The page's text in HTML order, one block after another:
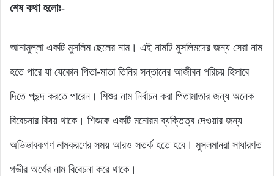
শেষ কথা হলোঃ-
আনামুল্লা একটি মুসলিম ছেলের নাম। এই নামটি মুসলিমদের জন্য সেরা নাম
হতে পারে যা যেকোন পিতা-মাতা তিনির সন্তানের আজীবন পরিচয় হিসাবে
দিতে পছন্দ করতে পারেন। শিশুর নাম নির্বাচন করা পিতামাতার জন্য অনেক
বিবেচনার বিষয় থাকে। শিশুকে একটি মনোরম ব্যক্তিত্ব দেওয়ার জন্য
অভিভাবকগণ নামকরণের সময় আরও সতর্ক হতে হবে। মুসলমানরা সাধারণত
গভীর অর্থের নাম বিবেচনা করে থাকে।